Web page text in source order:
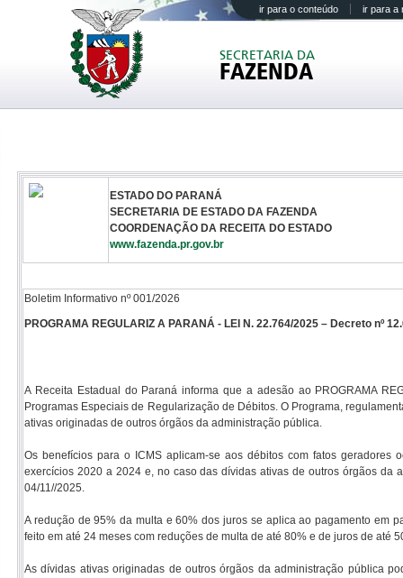
ir para o conteúdo ir para a
SECRETARIA DA
FAZENDA
ESTADO DO PARANÁ
SECRETARIA DE ESTADO DA FAZENDA
COORDENAÇÃO DA RECEITA DO ESTADO
www.fazenda.pr.gov.br
Boletim Informativo nº 001/2026
PROGRAMA REGULARIZ A PARANÁ - LEI N. 22.764/2025 – Decreto nº
A Receita Estadual do Paraná informa que a adesão ao PROGRAMA
Programas Especiais de Regularização de Débitos. O Programa,
ativas originadas de outros órgãos da administração pública.
Os benefícios para o ICMS aplicam-se aos débitos com fatos geradores
exercícios 2020 a 2024 e, no caso das dívidas ativas de outros órgãos da
04/11//2025.
A redução de 95% da multa e 60% dos juros se aplica ao pagamento em
feito em até 24 meses com reduções de multa de até 80% e de juros de até
As dívidas ativas originadas de outros órgãos da administração pública